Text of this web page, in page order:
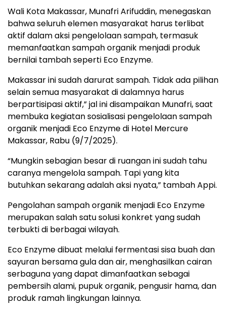
Wali Kota Makassar, Munafri Arifuddin, menegaskan
bahwa seluruh elemen masyarakat harus terlibat
aktif dalam aksi pengelolaan sampah, termasuk
memanfaatkan sampah organik menjadi produk
bernilai tambah seperti Eco Enzyme.
Makassar ini sudah darurat sampah. Tidak ada pilihan
selain semua masyarakat di dalamnya harus
berpartisipasi aktif,” jal ini disampaikan Munafri, saat
membuka kegiatan sosialisasi pengelolaan sampah
organik menjadi Eco Enzyme di Hotel Mercure
Makassar, Rabu (9/7/2025).
“Mungkin sebagian besar di ruangan ini sudah tahu
caranya mengelola sampah. Tapi yang kita
butuhkan sekarang adalah aksi nyata,” tambah Appi.
Pengolahan sampah organik menjadi Eco Enzyme
merupakan salah satu solusi konkret yang sudah
terbukti di berbagai wilayah.
Eco Enzyme dibuat melalui fermentasi sisa buah dan
sayuran bersama gula dan air, menghasilkan cairan
serbaguna yang dapat dimanfaatkan sebagai
pembersih alami, pupuk organik, pengusir hama, dan
produk ramah lingkungan lainnya.